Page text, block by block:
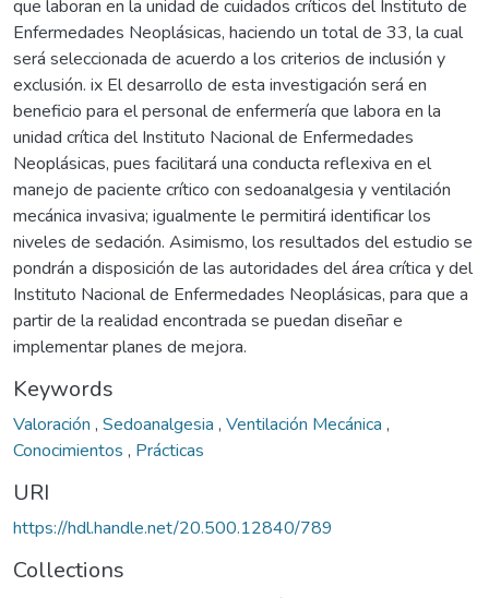
que laboran en la unidad de cuidados críticos del Instituto de
Enfermedades Neoplásicas, haciendo un total de 33, la cual
será seleccionada de acuerdo a los criterios de inclusión y
exclusión. ix El desarrollo de esta investigación será en
beneficio para el personal de enfermería que labora en la
unidad crítica del Instituto Nacional de Enfermedades
Neoplásicas, pues facilitará una conducta reflexiva en el
manejo de paciente crítico con sedoanalgesia y ventilación
mecánica invasiva; igualmente le permitirá identificar los
niveles de sedación. Asimismo, los resultados del estudio se
pondrán a disposición de las autoridades del área crítica y del
Instituto Nacional de Enfermedades Neoplásicas, para que a
partir de la realidad encontrada se puedan diseñar e
implementar planes de mejora.
Keywords
Valoración , Sedoanalgesia , Ventilación Mecánica ,
Conocimientos , Prácticas
URI
https://hdl.handle.net/20.500.12840/789
Collections